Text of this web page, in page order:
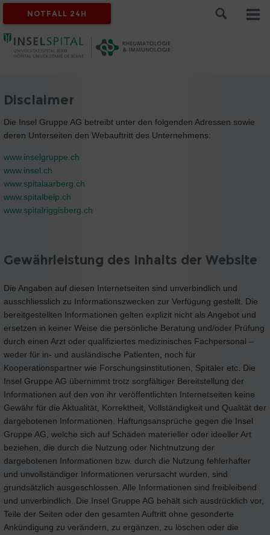
NOTFALL 24H
Disclaimer
Die Insel Gruppe AG betreibt unter den folgenden Adressen sowie
deren Unterseiten den Webauftritt des Unternehmens:
www.inselgruppe.ch
www.insel.ch
www.spitalaarberg.ch
www.spitalbelp.ch
www.spitalriggisberg.ch
Gewährleistung des Inhalts der Website
Die Angaben auf diesen Internetseiten sind unverbindlich und
ausschliesslich zu Informationszwecken zur Verfügung gestellt. Die
bereitgestellten Informationen gelten explizit nicht als Angebot und
ersetzen in keiner Weise die persönliche Beratung und/oder Prüfung
durch einen Arzt oder qualifiziertes medizinisches Fachpersonal –
weder für in- und ausländische Patienten, noch für
Kooperationspartner wie Forschungsinstitutionen, Spitäler etc. Die
Insel Gruppe AG übernimmt trotz sorgfältiger Bereitstellung der
Informationen auf den von ihr veröffentlichten Internetseiten keine
Gewähr für die Aktualität, Korrektheit, Vollständigkeit und Qualität der
dargebotenen Informationen. Haftungsansprüche gegen die Insel
Gruppe AG, welche sich auf Schäden materieller oder ideeller Art
beziehen, die durch die Nutzung oder Nichtnutzung der
dargebotenen Informationen bzw. durch die Nutzung fehlerhafter
und unvollständiger Informationen verursacht wurden, sind
grundsätzlich ausgeschlossen. Alle Informationen sind freibleibend
und unverbindlich. Die Insel Gruppe AG behält sich ausdrücklich vor,
Teile der Seiten oder den gesamten Auftritt ohne gesonderte
Ankündigung zu verändern, zu ergänzen, zu löschen oder die